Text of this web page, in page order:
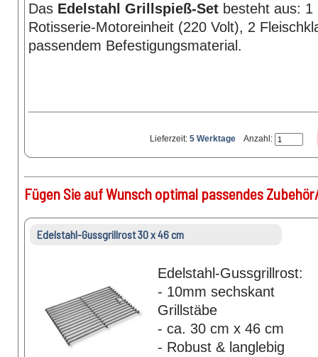
Das Edelstahl Grillspieß-Set besteht aus: 1
Rotisserie-Motoreinheit (220 Volt), 2
passendem Befestigungsmaterial.
Lieferzeit: 5 Werktage Anzahl:
Fügen Sie auf Wunsch optimal passendes
Edelstahl-Gussgrillrost 30 x 46 cm
Edelstahl-Gussgrillrost:
- 10mm sechskant
Grillstäbe
- ca. 30 cm x 46 cm
- Robust & langlebig